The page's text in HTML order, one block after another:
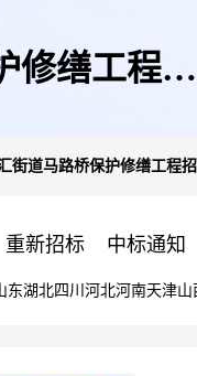
修缮工程招
街道马路桥保护修缮工程
重新招标 中标通知
东湖北四川 河北河南天津山